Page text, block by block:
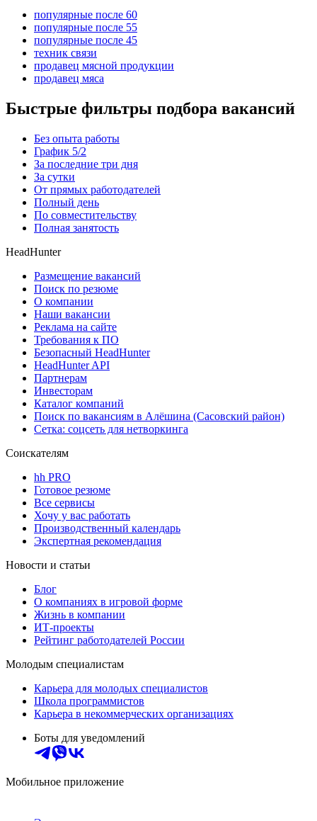
популярные после 60
популярные после 55
популярные после 45
техник связи
продавец мясной продукции
продавец мяса
Быстрые фильтры подбора вакансий
Без опыта работы
График 5/2
За последние три дня
За сутки
От прямых работодателей
Полный день
По совместительству
Полная занятость
HeadHunter
Размещение вакансий
Поиск по резюме
О компании
Наши вакансии
Реклама на сайте
Требования к ПО
Безопасный HeadHunter
HeadHunter API
Партнерам
Инвесторам
Каталог компаний
Поиск по вакансиям в Алёшина (Сасовский район)
Сетка: соцсеть для нетворкинга
Соискателям
hh PRO
Готовое резюме
Все сервисы
Хочу у вас работать
Производственный календарь
Экспертная рекомендация
Новости и статьи
Блог
О компаниях в игровой форме
Жизнь в компании
ИТ-проекты
Рейтинг работодателей России
Молодым специалистам
Карьера для молодых специалистов
Школа программистов
Карьера в некоммерческих организациях
Боты для уведомлений
Мобильное приложение